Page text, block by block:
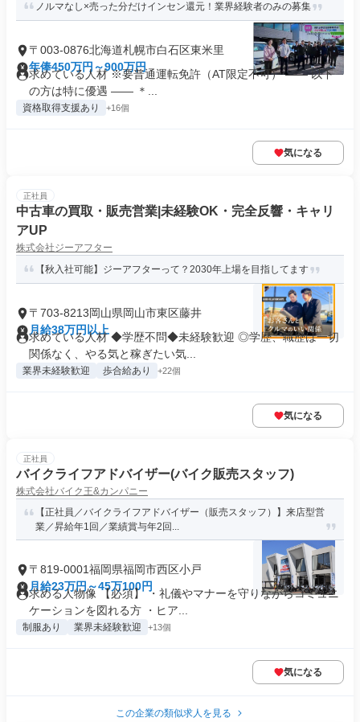
ノルマなし×売った分だけインセン還元！業界経験者のみの募集
〒003-0876北海道札幌市白石区東米里
年俸450万円～900万円
求めている人材 ※要普通運転免許（AT限定不可） ―― 以下
の方は特に優遇 ―― ＊...
資格取得支援あり +16個
気になる
正社員
中古車の買取・販売営業|未経験OK・完全反響・キャリ
アUP
株式会社ジーアフター
【秋入社可能】ジーアフターって？2030年上場を目指してます
〒703-8213岡山県岡山市東区藤井
月給38万円以上
求めている人材 ◆学歴不問◆未経験歓迎 ◎学歴、職歴は一切
関係なく、やる気と稼ぎたい気...
業界未経験歓迎 歩合給あり +22個
気になる
正社員
バイクライフアドバイザー(バイク販売スタッフ)
株式会社バイク王&カンパニー
【正社員／バイクライフアドバイザー（販売スタッフ）】来店型営
業／昇給年1回／業績賞与年2回...
〒819-0001福岡県福岡市西区小戸
月給23万円～45万100円
求める人物像 【必須】 ・礼儀やマナーを守りながらコミュニ
ケーションを図れる方 ・ヒア...
制服あり 業界未経験歓迎 +13個
気になる
この企業の類似求人を見る